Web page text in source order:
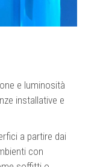
e luminosità
installative e
a partire dai
con